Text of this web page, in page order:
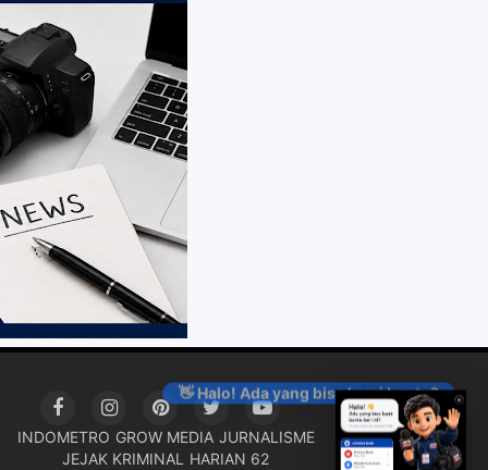
👋 Halo! Ada yang bisa kami bantu?
INDOMETRO GROW MEDIA JURNALISME
JEJAK KRIMINAL
HARIAN 62